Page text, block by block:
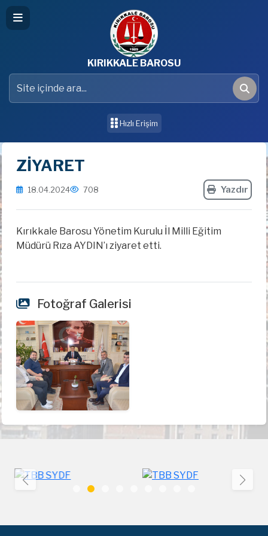
KIRIKKALE BAROSU
Site içinde ara
Ara
Hızlı Erişim
ZİYARET
18.04.2024 708 Yazdır
Kırıkkale Barosu Yönetim Kurulu İl Milli Eğitim
Müdürü Rıza AYDIN’ı ziyaret etti.
Fotoğraf Galerisi